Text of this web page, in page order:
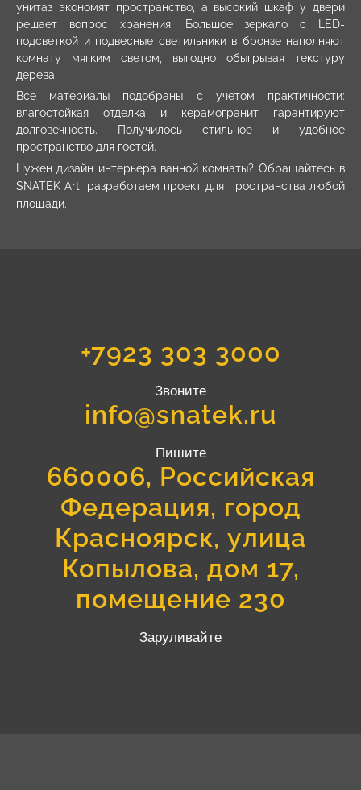
унитаз экономят пространство, а высокий шкаф у двери
решает вопрос хранения. Большое зеркало с LED-
подсветкой и подвесные светильники в бронзе наполняют
комнату мягким светом, выгодно обыгрывая текстуру
дерева.
Все материалы подобраны с учетом практичности:
влагостойкая отделка и керамогранит гарантируют
долговечность. Получилось стильное и удобное
пространство для гостей.
Нужен дизайн интерьера ванной комнаты? Обращайтесь в
SNATEK Art, разработаем проект для пространства любой
площади.
+7923 303 3000
Звоните
info@snatek.ru
Пишите
660006, Российская
Федерация, город
Красноярск, улица
Копылова, дом 17,
помещение 230
Заруливайте